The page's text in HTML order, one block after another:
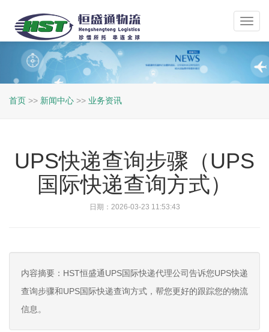
首页 >> 新闻中心 >> 业务资讯
UPS快递查询步骤（UPS
国际快递查询方式）
日期：2026-03-23 11:53:43
内容摘要：HST恒盛通UPS国际快递代理公司告诉您UPS快递
查询步骤和UPS国际快递查询方式，帮您更好的跟踪您的物流
信息。